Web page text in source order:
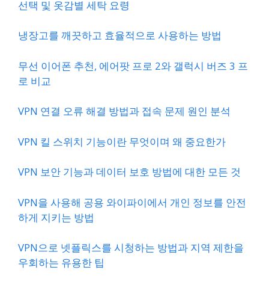
선택 및 옷감별 세탁 요령
냉장고를 깨끗하고 효율적으로 사용하는 방법
무선 이어폰 추천, 에어팟 프로 2와 갤럭시 버즈 3 프
로 비교
VPN 연결 오류 해결 방법과 접속 문제 원인 분석
VPN 킬 스위치 기능이란 무엇이며 왜 중요한가
VPN 보안 기능과 데이터 보호 방법에 대한 모든 것
VPN을 사용해 공용 와이파이에서 개인 정보를 안전
하게 지키는 방법
VPN으로 넷플릭스를 시청하는 방법과 지역 제한을
우회하는 유용한 팁